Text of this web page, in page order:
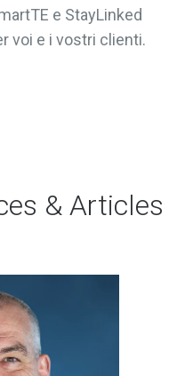
e StayLinked
voi e i vostri clienti.
& Articles